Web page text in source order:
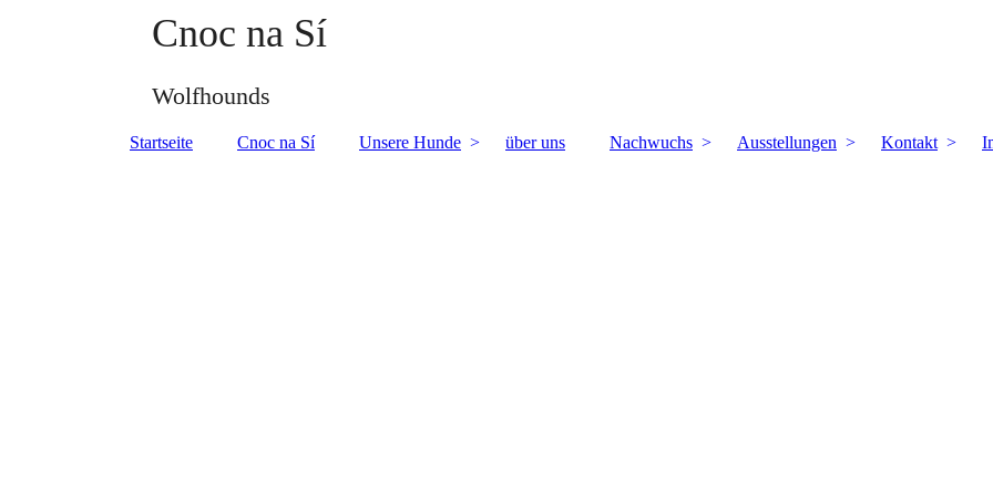
Cnoc na Sí
Wolfhounds
Startseite Cnoc na Sí Unsere Hunde über uns Nachwuchs Ausstellungen Kontakt